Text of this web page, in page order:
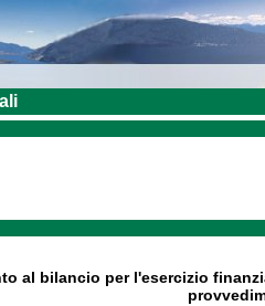
al bilancio per l'esercizio